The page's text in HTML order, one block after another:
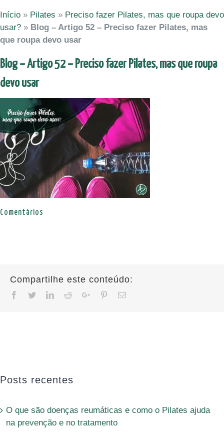
Início » Pilates » Preciso fazer Pilates, mas que roupa devo
usar? » Blog – Artigo 52 – Preciso fazer Pilates, mas
que roupa devo usar
Blog – Artigo 52 – Preciso fazer Pilates, mas que roupa
devo usar
Comentários
Compartilhe este conteúdo:
Facebook
TwitterLinkedinRedditGoogle+PinterestEmail
Posts recentes
O que são doenças reumáticas e como o Pilates ajuda
na prevenção e no tratamento